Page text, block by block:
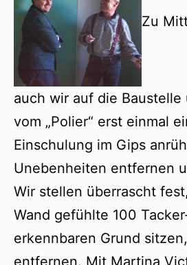
Zu
auch wir auf die Baustelle
vom „Polier“ erst einmal
Einschulung im Gips
Unebenheiten entfernen
Wir stellen überrascht
Wand gefühlte 100
erkennbaren Grund
entfernen. Mit Martina